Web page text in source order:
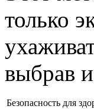
только
выбрав
Безопасность для